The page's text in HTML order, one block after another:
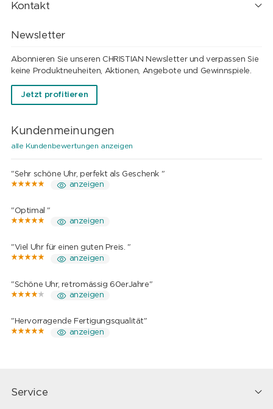
Kontakt
Newsletter
Abonnieren Sie unseren CHRISTIAN Newsletter und verpassen Sie
keine Produktneuheiten, Aktionen, Angebote und Gewinnspiele.
Jetzt profitieren
Kundenmeinungen
alle Kundenbewertungen anzeigen
"Sehr schöne Uhr, perfekt als Geschenk "
anzeigen
"Optimal "
anzeigen
"Viel Uhr für einen guten Preis. "
anzeigen
"Schöne Uhr, retromässig 60erJahre"
anzeigen
"Hervorragende Fertigungsqualität"
anzeigen
Service